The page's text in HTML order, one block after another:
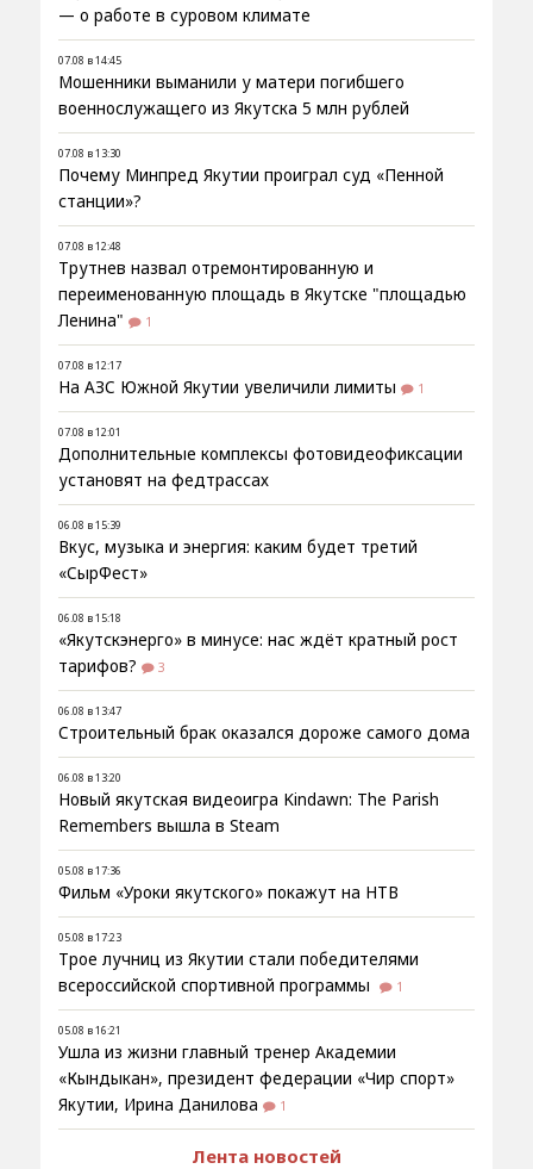
— о работе в суровом климате
07.08 в 14:45
Мошенники выманили у матери погибшего
военнослужащего из Якутска 5 млн рублей
07.08 в 13:30
Почему Минпред Якутии проиграл суд «Пенной
станции»?
07.08 в 12:48
Трутнев назвал отремонтированную и
переименованную площадь в Якутске "площадью
Ленина"
1
07.08 в 12:17
На АЗС Южной Якутии увеличили лимиты 1
07.08 в 12:01
Дополнительные комплексы фотовидеофиксации
установят на федтрассах
06.08 в 15:39
Вкус, музыка и энергия: каким будет третий
«СырФест»
06.08 в 15:18
«Якутскэнерго» в минусе: нас ждёт кратный рост
тарифов?
3
06.08 в 13:47
Строительный брак оказался дороже самого дома
06.08 в 13:20
Новый якутская видеоигра Kindawn: The Parish
Remembers вышла в Steam
05.08 в 17:36
Фильм «Уроки якутского» покажут на НТВ
05.08 в 17:23
Трое лучниц из Якутии стали победителями
всероссийской спортивной программы
1
05.08 в 16:21
Ушла из жизни главный тренер Академии
«Кындыкан», президент федерации «Чир спорт»
Якутии, Ирина Данилова
1
Лента новостей